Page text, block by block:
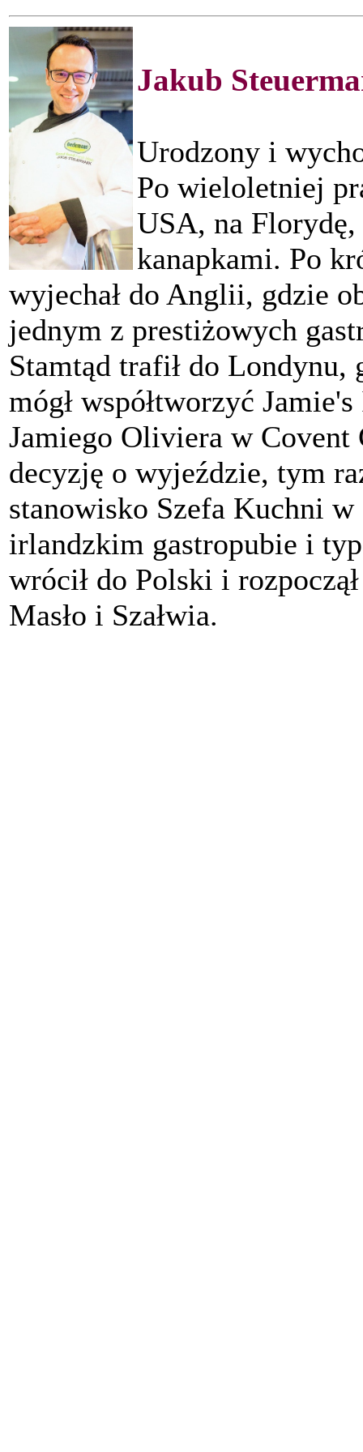
Jakub
Urodzony i
Po wieloletniej
USA, na Florydę,
kanapkami. Po
wyjechał do Anglii, gdzie
jednym z prestiżowych
Stamtąd trafił do
mógł współtworzyć
Jamiego Oliviera w Covent
decyzję o wyjeździe, tym
stanowisko Szefa Kuchni
irlandzkim gastropubie i
wrócił do Polski i
Masło i Szałwia.